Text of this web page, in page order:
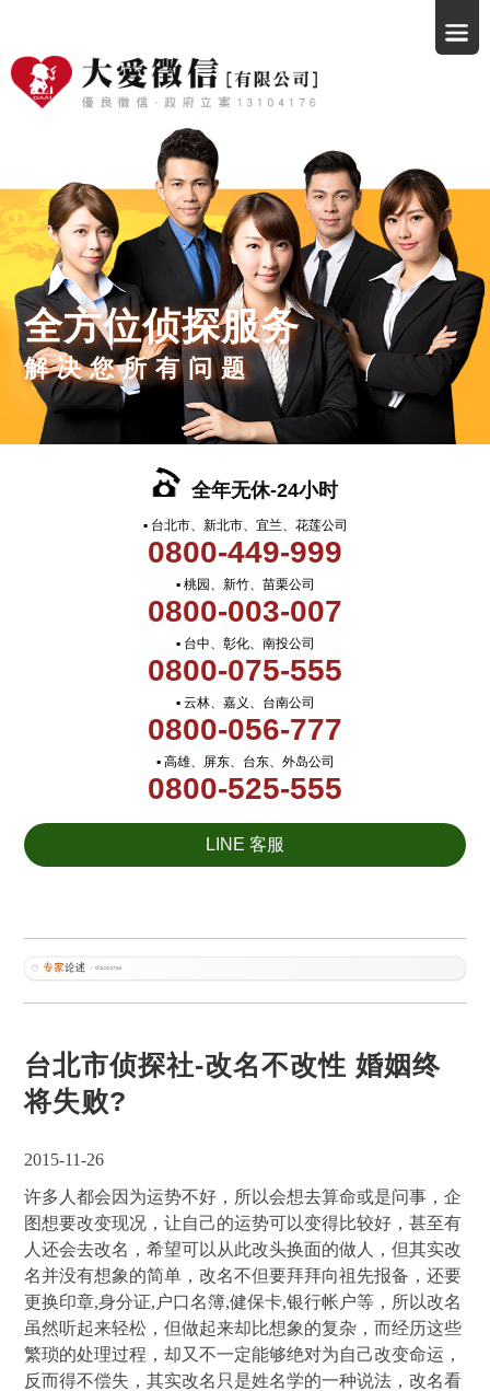
全方位侦探服务
解决您所有问题
全年无休-24小时
▪ 台北市、新北市、宜兰、花莲公司
0800-449-999
▪ 桃园、新竹、苗栗公司
0800-003-007
▪ 台中、彰化、南投公司
0800-075-555
▪ 云林、嘉义、台南公司
0800-056-777
▪ 高雄、屏东、台东、外岛公司
0800-525-555
LINE 客服
台北市侦探社-改名不改性 婚姻终
将失败?
2015-11-26
许多人都会因为运势不好，所以会想去算命或是问事，企
图想要改变现况，让自己的运势可以变得比较好，甚至有
人还会去改名，希望可以从此改头换面的做人，但其实改
名并没有想象的简单，改名不但要拜拜向祖先报备，还要
更换印章,身分证,户口名簿,健保卡,银行帐户等，所以改名
虽然听起来轻松，但做起来却比想象的复杂，而经历这些
繁琐的处理过程，却又不一定能够绝对为自己改变命运，
反而得不偿失，其实改名只是姓名学的一种说法，改名看